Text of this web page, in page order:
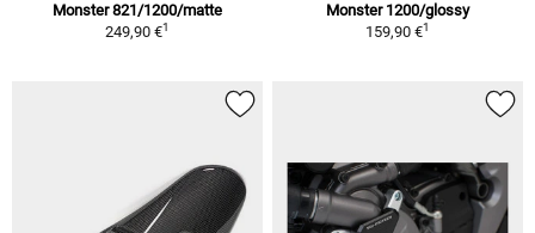
Monster 821/1200/matte
249,90 €1
Monster 1200/glossy
159,90 €1